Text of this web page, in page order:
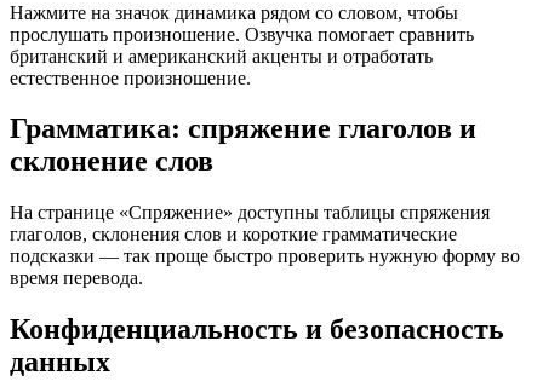
Нажмите на значок динамика рядом со словом, чтобы
прослушать произношение. Озвучка помогает сравнить
британский и американский акценты и отработать
естественное произношение.
Грамматика: спряжение глаголов и
склонение слов
На странице «Спряжение» доступны таблицы спряжения
глаголов, склонения слов и короткие грамматические
подсказки — так проще быстро проверить нужную форму во
время перевода.
Конфиденциальность и безопасность
данных